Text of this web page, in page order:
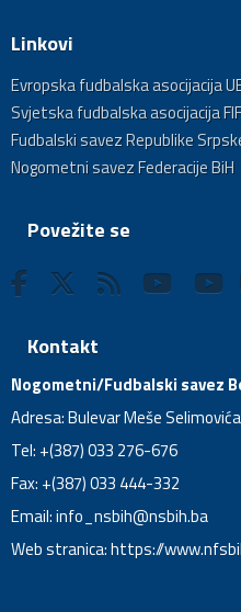
Linkovi
Evropska fudbalska asocijacija
Svjetska fudbalska asocijacija
Fudbalski savez Republike
Nogometni savez Federacije BiH
Povežite se
Kontakt
Nogometni/Fudbalski savez
Adresa: Bulevar Meše
Tel: +(387) 033 276-676
Fax: +(387) 033 444-332
Email:info_nsbih@nsbih.ba
Web stranica: https://